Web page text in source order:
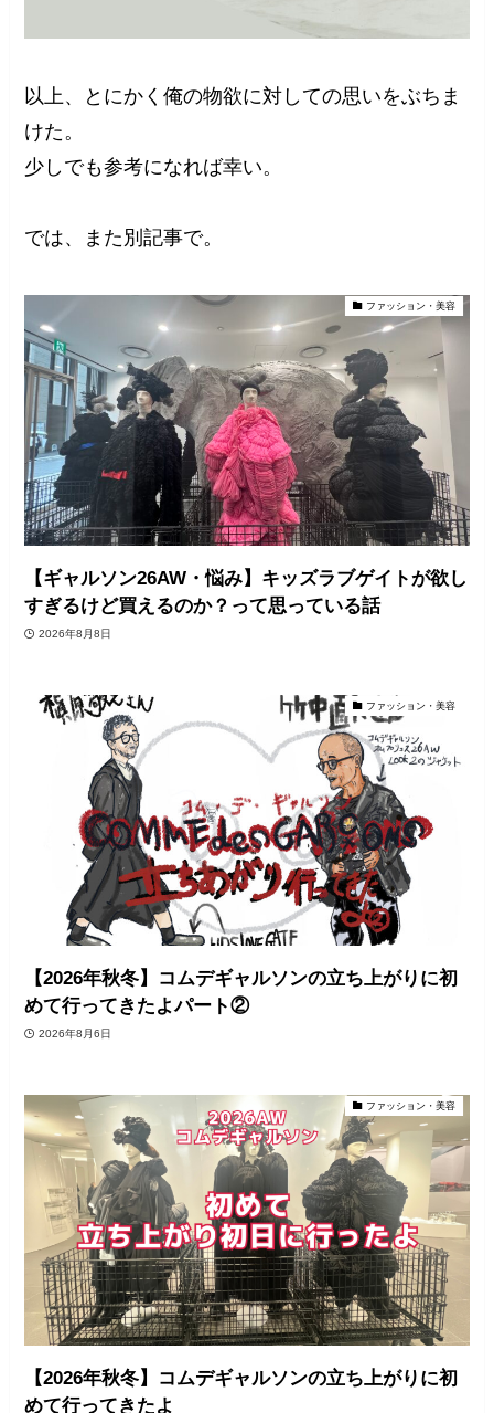
以上、とにかく俺の物欲に対しての思いをぶちま
けた。
少しでも参考になれば幸い。
では、また別記事で。
ファッション・美容
【ギャルソン26AW・悩み】キッズラブゲイトが欲し
すぎるけど買えるのか？って思っている話
2026年8月8日
ファッション・美容
【2026年秋冬】コムデギャルソンの立ち上がりに初
めて行ってきたよパート②
2026年8月6日
ファッション・美容
【2026年秋冬】コムデギャルソンの立ち上がりに初
めて行ってきたよ